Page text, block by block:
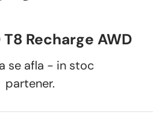
Recharge AWD
se afla - in stoc
partener.